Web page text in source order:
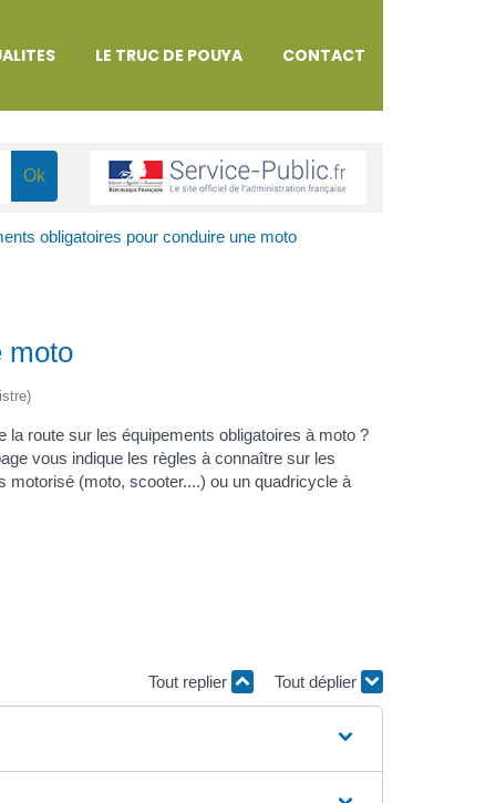
LE TRUC DE POUYA CONTACT
obligatoires pour conduire une moto
moto
route sur les équipements obligatoires à moto ?
vous indique les règles à connaître sur les
motorisé (moto, scooter....) ou un quadricycle à
Tout replier Tout déplier